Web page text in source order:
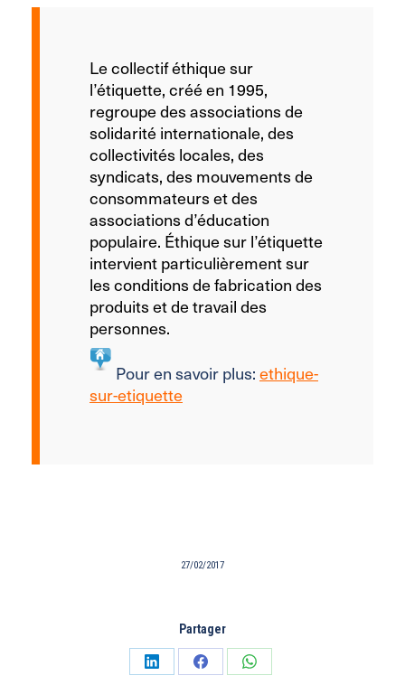
Le collectif éthique sur
l’étiquette, créé en 1995,
regroupe des associations de
solidarité internationale, des
collectivités locales, des
syndicats, des mouvements de
consommateurs et des
associations d’éducation
populaire. Éthique sur l’étiquette
intervient particulièrement sur
les conditions de fabrication des
produits et de travail des
personnes.
Pour en savoir plus:ethique-
sur-etiquette
27/02/2017
Partager
PartagerPartagerPartager